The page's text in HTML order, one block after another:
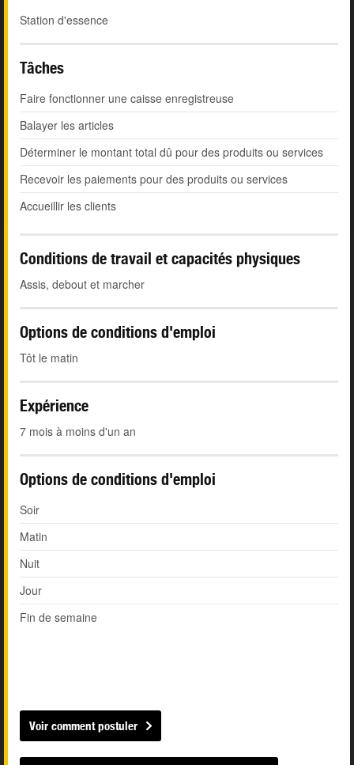
Station d'essence
Tâches
Faire fonctionner une caisse enregistreuse
Balayer les articles
Déterminer le montant total dû pour des produits ou services
Recevoir les paiements pour des produits ou services
Accueillir les clients
Conditions de travail et capacités physiques
Assis, debout et marcher
Options de conditions d'emploi
Tôt le matin
Expérience
7 mois à moins d'un an
Options de conditions d'emploi
Soir
Matin
Nuit
Jour
Fin de semaine
Voir comment postuler